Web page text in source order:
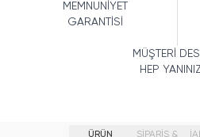
MEMNUNİYET
GARANTİSİ
MÜŞTERİ
HEP
ÜRÜN
SİPARİŞ &